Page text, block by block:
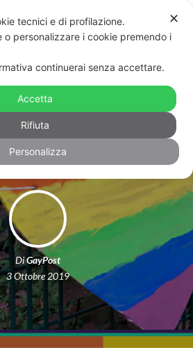
scuola elementare
gay nel modo
più tenero
DiGayPost
3 Ottobre 2019
✕
tecnici e di profilazione.
o personalizzare i cookie premendo i
continuerai senza accettare.
Accetta
Rifiuta
Personalizza